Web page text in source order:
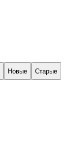
Новые Старые